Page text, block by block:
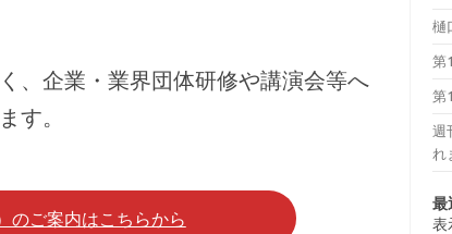
、企業・業界団体研修や講演会等へ
す。
のご案内はこちらから
樋
第
第
週
れ
最
表